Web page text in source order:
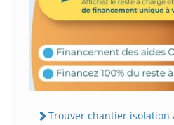
Trouver chantier isolation